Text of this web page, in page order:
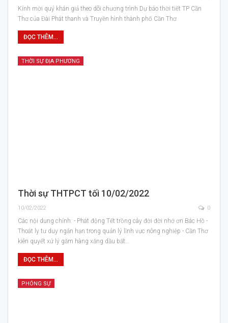
Kính mời quý khán giả theo dõi chương trình Dự báo thời tiết TP Cần
Thơ của Đài Phát thanh và Truyền hình thành phố Cần Thơ
ĐỌC THÊM...
THỜI SỰ ĐỊA PHƯƠNG
Thời sự THTPCT tối 10/02/2022
10/02/2022 0
Các nội dung chính: - Phát động Tết trồng cây đời đời nhớ ơn Bác Hồ -
Thoát ly tư duy ngắn hạn trong quản lý lĩnh vực nông nghiệp - Cần Thơ
kiên quyết xử lý găm hàng xăng dầu bất…
ĐỌC THÊM...
PHÓNG SỰ